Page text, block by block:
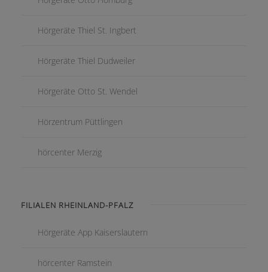
Hörgeräte Thiel St. Ingbert
Hörgeräte Thiel Dudweiler
Hörgeräte Otto St. Wendel
Hörzentrum Püttlingen
hörcenter Merzig
FILIALEN RHEINLAND-PFALZ
Hörgeräte App Kaiserslautern
hörcenter Ramstein